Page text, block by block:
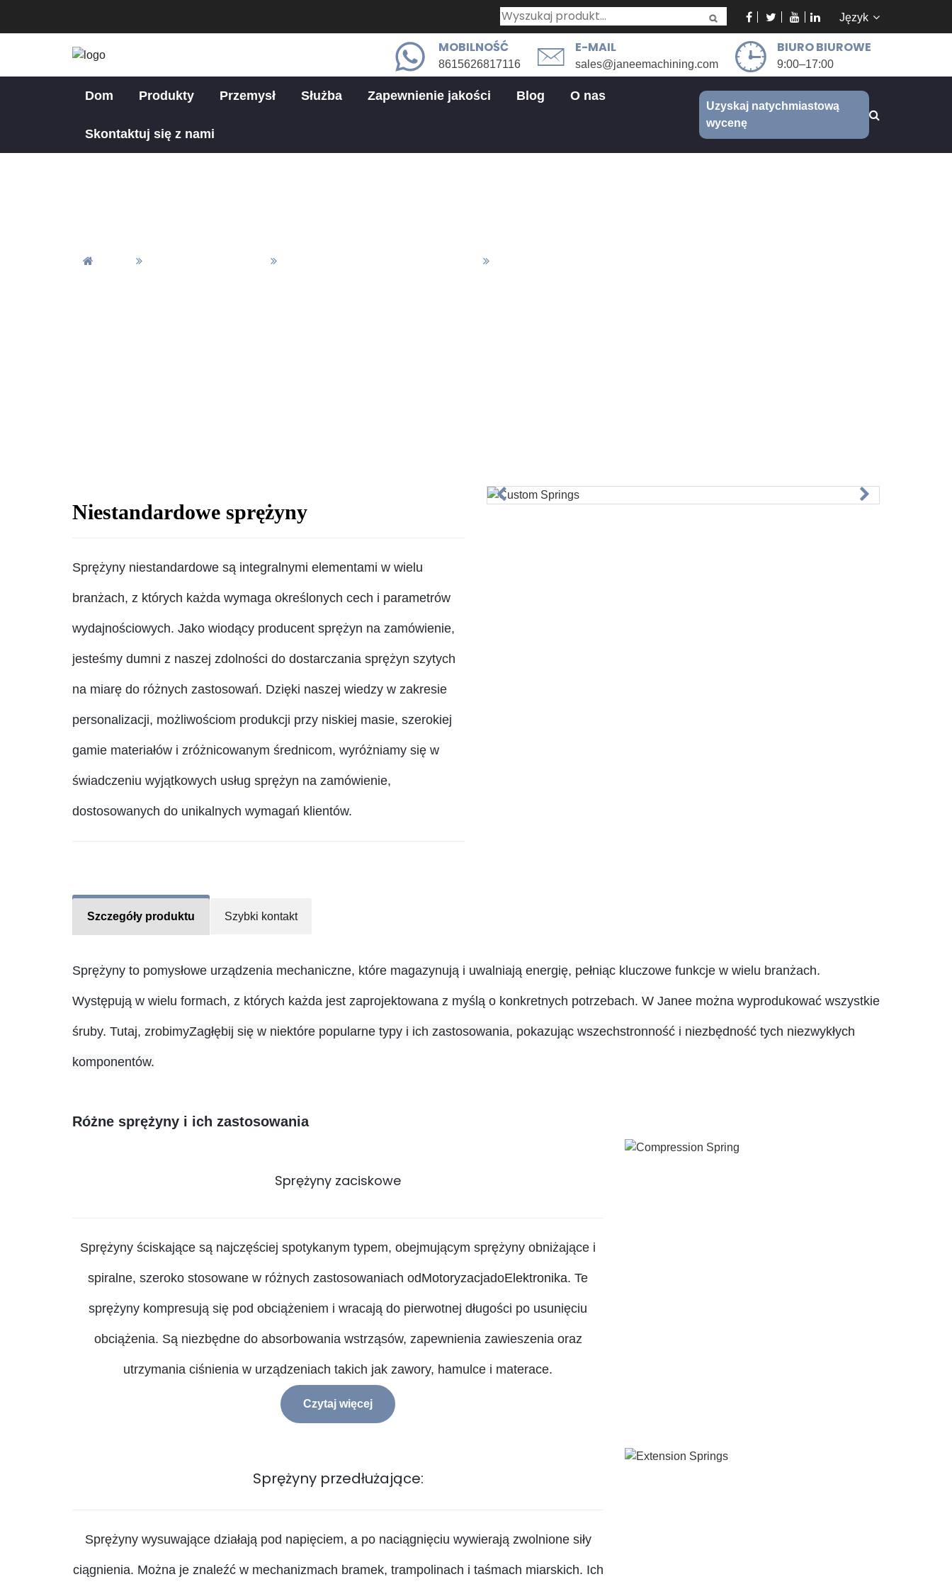
Język
BIURO BIUROWE
9:00–17:00
E-MAIL
sales@janeemachining.com
MOBILNOŚĆ
8615626817116
Dom Produkty Przemysł Służba Zapewnienie jakości Blog O nas
Skontaktuj się z nami
Uzyskaj natychmiastową
wycenę
Niestandardowe sprężyny
Sprężyny niestandardowe są integralnymi elementami w wielu
branżach, z których każda wymaga określonych cech i parametrów
wydajnościowych. Jako wiodący producent sprężyn na zamówienie,
jesteśmy dumni z naszej zdolności do dostarczania sprężyn szytych
na miarę do różnych zastosowań. Dzięki naszej wiedzy w zakresie
personalizacji, możliwościom produkcji przy niskiej masie, szerokiej
gamie materiałów i zróżnicowanym średnicom, wyróżniamy się w
świadczeniu wyjątkowych usług sprężyn na zamówienie,
dostosowanych do unikalnych wymagań klientów.
Szczegóły produktu Szybki kontakt
Sprężyny to pomysłowe urządzenia mechaniczne, które magazynują i uwalniają energię, pełniąc kluczowe funkcje w wielu branżach.
Występują w wielu formach, z których każda jest zaprojektowana z myślą o konkretnych potrzebach. W Janee można wyprodukować wszystkie
śruby. Tutaj, zrobimyZagłębij się w niektóre popularne typy i ich zastosowania, pokazując wszechstronność i niezbędność tych niezwykłych
komponentów.
Różne sprężyny i ich zastosowania
Sprężyny zaciskowe
Sprężyny ściskające są najczęściej spotykanym typem, obejmującym sprężyny obniżające i
spiralne, szeroko stosowane w różnych zastosowaniach odMotoryzacjadoElektronika. Te
sprężyny kompresują się pod obciążeniem i wracają do pierwotnej długości po usunięciu
obciążenia. Są niezbędne do absorbowania wstrząsów, zapewnienia zawieszenia oraz
utrzymania ciśnienia w urządzeniach takich jak zawory, hamulce i materace.
Czytaj więcej
Sprężyny przedłużające:
Sprężyny wysuwające działają pod napięciem, a po naciągnięciu wywierają zwolnione siły
ciągnienia. Można je znaleźć w mechanizmach bramek, trampolinach i taśmach miarskich. Ich